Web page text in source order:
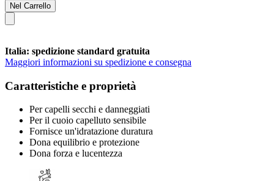
Nel Carrello
Italia: spedizione standard gratuita
Maggiori informazioni su spedizione e consegna
Caratteristiche e proprietà
Per capelli secchi e danneggiati
Per il cuoio capelluto sensibile
Fornisce un'idratazione duratura
Dona equilibrio e protezione
Dona forza e lucentezza